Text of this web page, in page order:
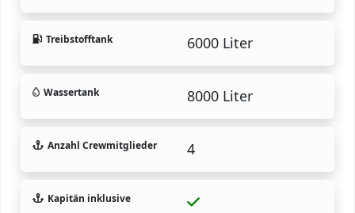
Treibstofftank 6000 Liter
Wassertank 8000 Liter
Anzahl Crewmitglieder 4
Kapitän inklusive